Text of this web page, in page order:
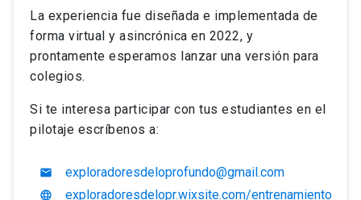
La experiencia fue diseñada e implementada de
forma virtual y asincrónica en 2022, y
prontamente esperamos lanzar una versión para
colegios.
Si te interesa participar con tus estudiantes en el
pilotaje escríbenos a:
email exploradoresdeloprofundo@gmail.com
language exploradoresdelopr.wixsite.com/entrenamiento